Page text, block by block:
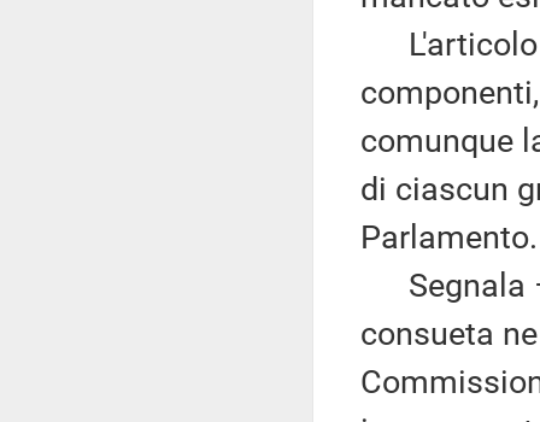
L'articolo
comunque
di ciascun
Parlamento.
Segnala
consueta